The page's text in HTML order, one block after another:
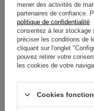
mener des activités de
partenaires de confiance.
politique de confidentialité
consentez à leur stockage
préciser les conditions de
cliquant sur l'onglet
pouvez retirer votre
les cookies de votre
Cookies